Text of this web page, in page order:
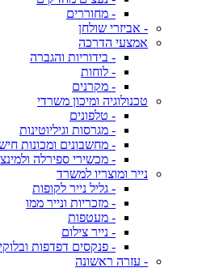
- מחוררים
- אביזרי שולחן
אמצעי הדרכה
- בידוריות והגברה
- לוחות
- מקרנים
טכנולוגיה ומיכון משרדי
- טלפונים
- מגרסות וגיליוטינות
- מחשבונים ומכונות
- מכשירי ספירלה
נייר ומוצריו למשרד
- גליל נייר לקופות
- מזכריות ונייר ממו
- מעטפות
- נייר צילום
- פנקסים דפדפות
- עזרה ראשונה